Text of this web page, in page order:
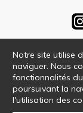
Notre site utilise
naviguer. Nous
fonctionnalités
poursuivant la
l'utilisation des